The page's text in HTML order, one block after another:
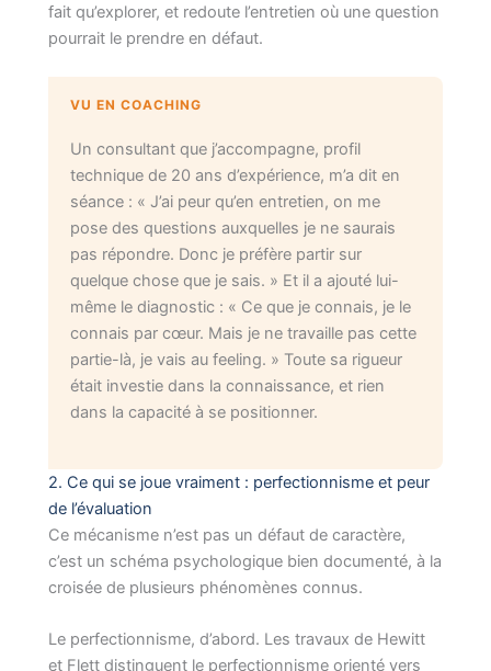
fait qu’explorer, et redoute l’entretien où une question
pourrait le prendre en défaut.
VU EN COACHING
Un consultant que j’accompagne, profil
technique de 20 ans d’expérience, m’a dit en
séance : « J’ai peur qu’en entretien, on me
pose des questions auxquelles je ne saurais
pas répondre. Donc je préfère partir sur
quelque chose que je sais. » Et il a ajouté lui-
même le diagnostic : « Ce que je connais, je le
connais par cœur. Mais je ne travaille pas cette
partie-là, je vais au feeling. » Toute sa rigueur
était investie dans la connaissance, et rien
dans la capacité à se positionner.
2. Ce qui se joue vraiment : perfectionnisme et peur
de l’évaluation
Ce mécanisme n’est pas un défaut de caractère,
c’est un schéma psychologique bien documenté, à la
croisée de plusieurs phénomènes connus.
Le perfectionnisme, d’abord. Les travaux de Hewitt
et Flett distinguent le perfectionnisme orienté vers